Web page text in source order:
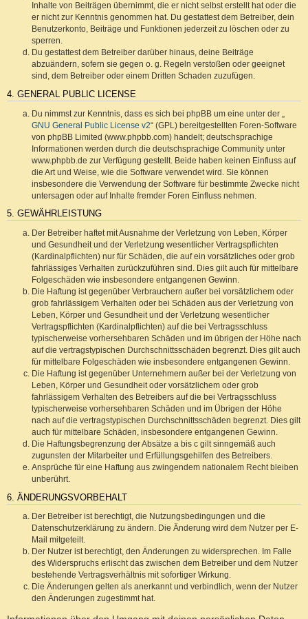
Inhalte von Beiträgen übernimmt, die er nicht selbst erstellt hat oder die
er nicht zur Kenntnis genommen hat. Du gestattest dem Betreiber, dein
Benutzerkonto, Beiträge und Funktionen jederzeit zu löschen oder zu
sperren.
Du gestattest dem Betreiber darüber hinaus, deine Beiträge
abzuändern, sofern sie gegen o. g. Regeln verstoßen oder geeignet
sind, dem Betreiber oder einem Dritten Schaden zuzufügen.
4. GENERAL PUBLIC LICENSE
Du nimmst zur Kenntnis, dass es sich bei phpBB um eine unter der „
GNU General Public License v2“ (GPL) bereitgestellten Foren-Software
von phpBB Limited (www.phpbb.com) handelt; deutschsprachige
Informationen werden durch die deutschsprachige Community unter
www.phpbb.de zur Verfügung gestellt. Beide haben keinen Einfluss auf
die Art und Weise, wie die Software verwendet wird. Sie können
insbesondere die Verwendung der Software für bestimmte Zwecke nicht
untersagen oder auf Inhalte fremder Foren Einfluss nehmen.
5. GEWÄHRLEISTUNG
Der Betreiber haftet mit Ausnahme der Verletzung von Leben, Körper
und Gesundheit und der Verletzung wesentlicher Vertragspflichten
(Kardinalpflichten) nur für Schäden, die auf ein vorsätzliches oder grob
fahrlässiges Verhalten zurückzuführen sind. Dies gilt auch für mittelbare
Folgeschäden wie insbesondere entgangenen Gewinn.
Die Haftung ist gegenüber Verbrauchern außer bei vorsätzlichem oder
grob fahrlässigem Verhalten oder bei Schäden aus der Verletzung von
Leben, Körper und Gesundheit und der Verletzung wesentlicher
Vertragspflichten (Kardinalpflichten) auf die bei Vertragsschluss
typischerweise vorhersehbaren Schäden und im übrigen der Höhe nach
auf die vertragstypischen Durchschnittsschäden begrenzt. Dies gilt auch
für mittelbare Folgeschäden wie insbesondere entgangenen Gewinn.
Die Haftung ist gegenüber Unternehmern außer bei der Verletzung von
Leben, Körper und Gesundheit oder vorsätzlichem oder grob
fahrlässigem Verhalten des Betreibers auf die bei Vertragsschluss
typischerweise vorhersehbaren Schäden und im Übrigen der Höhe
nach auf die vertragstypischen Durchschnittsschäden begrenzt. Dies gilt
auch für mittelbare Schäden, insbesondere entgangenen Gewinn.
Die Haftungsbegrenzung der Absätze a bis c gilt sinngemäß auch
zugunsten der Mitarbeiter und Erfüllungsgehilfen des Betreibers.
Ansprüche für eine Haftung aus zwingendem nationalem Recht bleiben
unberührt.
6. ÄNDERUNGSVORBEHALT
Der Betreiber ist berechtigt, die Nutzungsbedingungen und die
Datenschutzerklärung zu ändern. Die Änderung wird dem Nutzer per E-
Mail mitgeteilt.
Der Nutzer ist berechtigt, den Änderungen zu widersprechen. Im Falle
des Widerspruchs erlischt das zwischen dem Betreiber und dem Nutzer
bestehende Vertragsverhältnis mit sofortiger Wirkung.
Die Änderungen gelten als anerkannt und verbindlich, wenn der Nutzer
den Änderungen zugestimmt hat.